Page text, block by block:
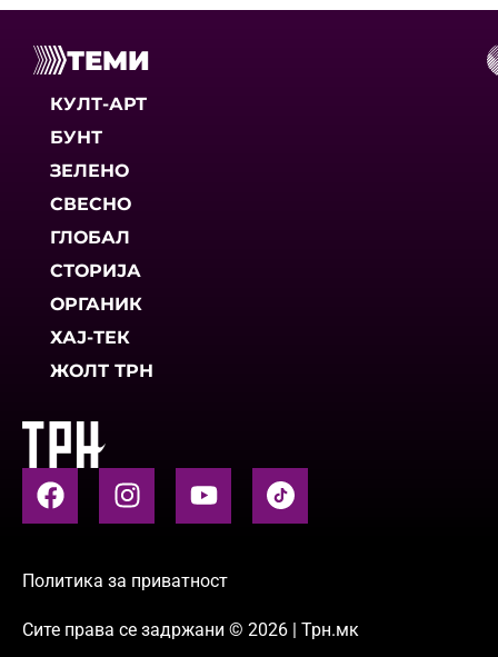
ТЕМИ
КУЛТ-АРТ
БУНТ
ЗЕЛЕНО
СВЕСНО
ГЛОБАЛ
СТОРИЈА
ОРГАНИК
ХАЈ-ТЕК
ЖОЛТ ТРН
Политика за приватност
Сите права се задржани © 2026 | Трн.мк